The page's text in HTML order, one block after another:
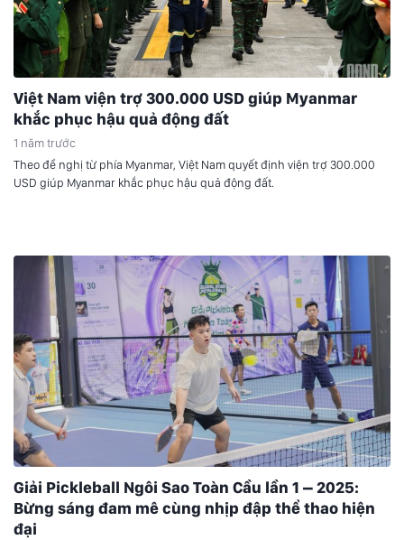
Việt Nam viện trợ 300.000 USD giúp Myanmar
khắc phục hậu quả động đất
1 năm trước
Theo đề nghị từ phía Myanmar, Việt Nam quyết định viện trợ 300.000
USD giúp Myanmar khắc phục hậu quả động đất.
Giải Pickleball Ngôi Sao Toàn Cầu lần 1 – 2025:
Bừng sáng đam mê cùng nhịp đập thể thao hiện
đại